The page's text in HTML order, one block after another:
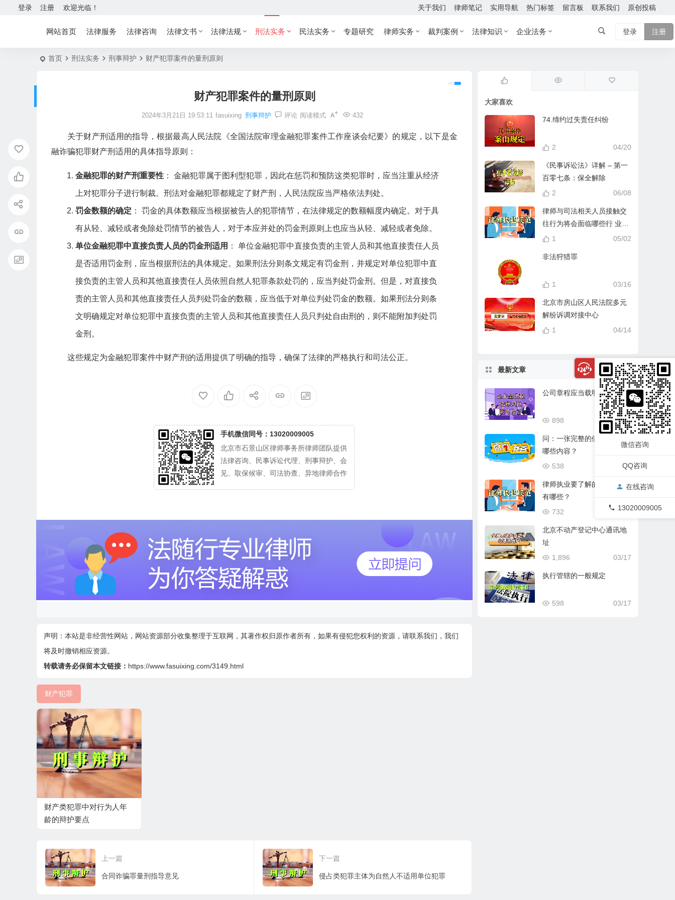
欢迎光临！
登录 注册 关于我们 律师笔记 实用导航 热门标签 留言板 联系我们 原创投稿
网站首页 法律服务 法律咨询 法律文书 法律法规 刑法实务 民法实务 专题研究 律师实务 裁判案例 法律知识 企业法务 登录 注册
首页 刑法实务 刑事辩护 财产犯罪案件的量刑原则
财产犯罪案件的量刑原则
2024年3月21日 19:53:11 fasuixing 刑事辩护 评论 432
阅读模式
关于财产刑适用的指导，根据最高人民法院《全国法院审理金融犯罪案件工作座谈会纪要》的规定，以下是金
融诈骗犯罪财产刑适用的具体指导原则：
金融犯罪的财产刑重要性 ： 金融犯罪属于图利型犯罪，因此在惩罚和预防这类犯罪时，应当注重从经济
上对犯罪分子进行制裁。刑法对金融犯罪都规定了财产刑，人民法院应当严格依法判处。
罚金数额的确定 ： 罚金的具体数额应当根据被告人的犯罪情节，在法律规定的数额幅度内确定。对于具
有从轻、减轻或者免除处罚情节的被告人，对于本应并处的罚金刑原则上也应当从轻、减轻或者免除。
单位金融犯罪中直接负责人员的罚金刑适用 ： 单位金融犯罪中直接负责的主管人员和其他直接责任人员
是否适用罚金刑，应当根据刑法的具体规定。如果刑法分则条文规定有罚金刑，并规定对单位犯罪中直
接负责的主管人员和其他直接责任人员依照自然人犯罪条款处罚的，应当判处罚金刑。但是，对直接负
责的主管人员和其他直接责任人员判处罚金的数额，应当低于对单位判处罚金的数额。如果刑法分则条
文明确规定对单位犯罪中直接负责的主管人员和其他直接责任人员只判处自由刑的，则不能附加判处罚
金刑。
这些规定为金融犯罪案件中财产刑的适用提供了明确的指导，确保了法律的严格执行和司法公正。
手机微信同号：13020009005
北京市石景山区律师事务所律师团队提供
法律咨询、民事诉讼代理、刑事辩护、会
见、取保候审、司法协查、异地律师合作
声明：本站是非经营性网站，网站资源部分收集整理于互联网，其著作权归原作者所有，如果有侵犯您权利的资源，请联系我们，我们
将及时撤销相应资源。
转载请务必保留本文链接： https://www.fasuixing.com/3149.html
财产犯罪
财产类犯罪中对行为人年
龄的辩护要点
上一篇
合同诈骗罪量刑指导意见
下一篇
侵占类犯罪主体为自然人不适用单位犯罪
大家喜欢
74.缔约过失责任纠纷
04/20
2
《民事诉讼法》详解 – 第一
百零七条：保全解除
06/08
2
律师与司法相关人员接触交
往行为将会面临哪些行 业处
分？
05/02
1
非法狩猎罪
03/16
1
北京市房山区人民法院多元
解纷诉调对接中心
04/14
1
最新文章
公司章程应当载明的事项
03/17
898
问：一张完整的借条应该有
哪些内容？
03/17
538
律师执业要了解的基本规范
有哪些？
03/17
732
北京不动产登记中心通讯地
址
03/17
1,896
执行管辖的一般规定
03/17
598
微信咨询
QQ咨询
在线咨询
13020009005